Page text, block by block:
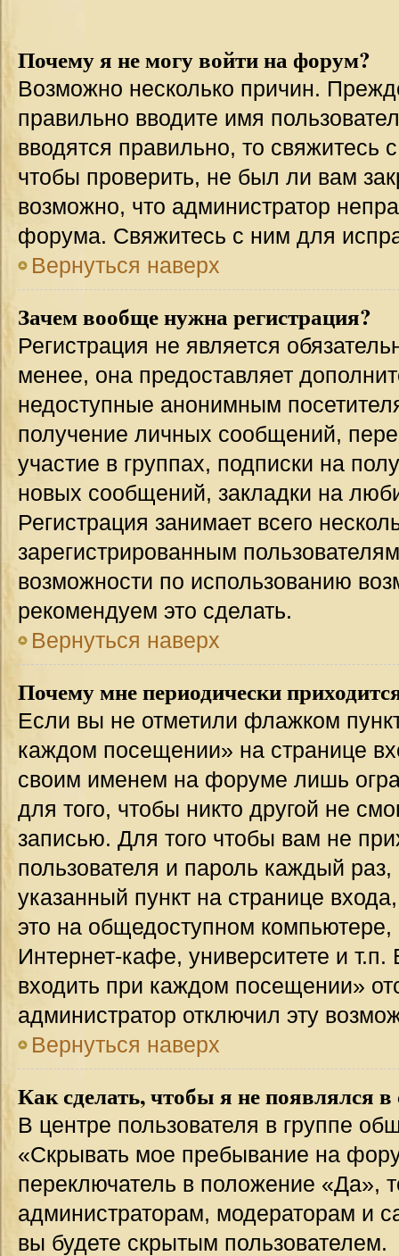
Почему я не могу войти на форум?
Возможно несколько причин.
правильно вводите имя
вводятся правильно, то
чтобы проверить, не был ли вам
возможно, что администратор
форума. Свяжитесь с ним для
Вернуться наверх
Зачем вообще нужна регистрация?
Регистрация не является
менее, она предоставляет
недоступные анонимным
получение личных сообщений,
участие в группах, подписки на
новых сообщений, закладки на
Регистрация занимает всего
зарегистрированным
возможности по использованию
рекомендуем это сделать.
Вернуться наверх
Почему мне периодически
Если вы не отметили флажком
каждом посещении» на странице
своим именем на форуме лишь
для того, чтобы никто другой не
записью. Для того чтобы вам не
пользователя и пароль каждый
указанный пункт на странице
это на общедоступном
Интернет-кафе, университете и т.п.
входить при каждом посещении»
администратор отключил эту
Вернуться наверх
Как сделать, чтобы я не появлялся
В центре пользователя в группе
«Скрывать мое пребывание на
переключатель в положение «Да»,
администраторам, модераторам и
вы будете скрытым пользователем.